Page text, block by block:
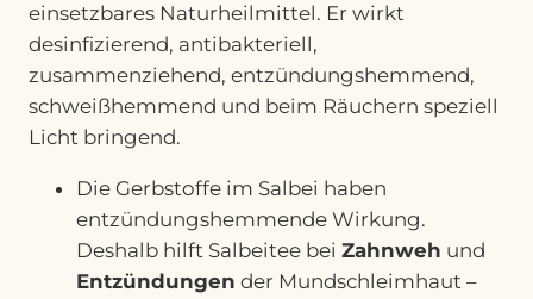
einsetzbares Naturheilmittel. Er wirkt
desinfizierend, antibakteriell,
zusammenziehend, entzündungshemmend,
schweißhemmend und beim Räuchern speziell
Licht bringend.
Die Gerbstoffe im Salbei haben
entzündungshemmende Wirkung.
Deshalb hilft Salbeitee bei Zahnweh und
Entzündungen der Mundschleimhaut –